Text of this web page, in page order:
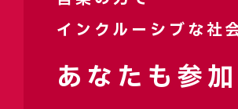
インクルーシブな社
あなたも参